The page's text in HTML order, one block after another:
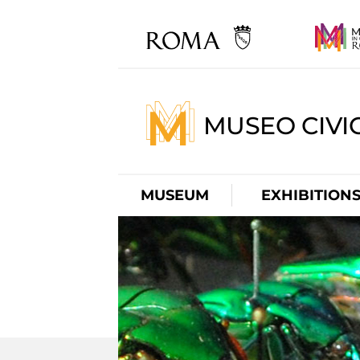
MUSEO
MUSEUM EXHIBITIONS